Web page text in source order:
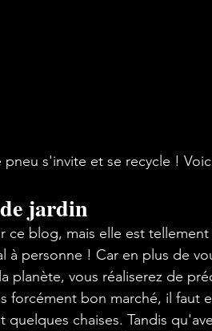
s'invite et se recycle !
jardin
ce blog, mais elle est tellement
personne ! Car en plus de
planète, vous réaliserez de
forcément bon marché, il faut
chaises. Tandis